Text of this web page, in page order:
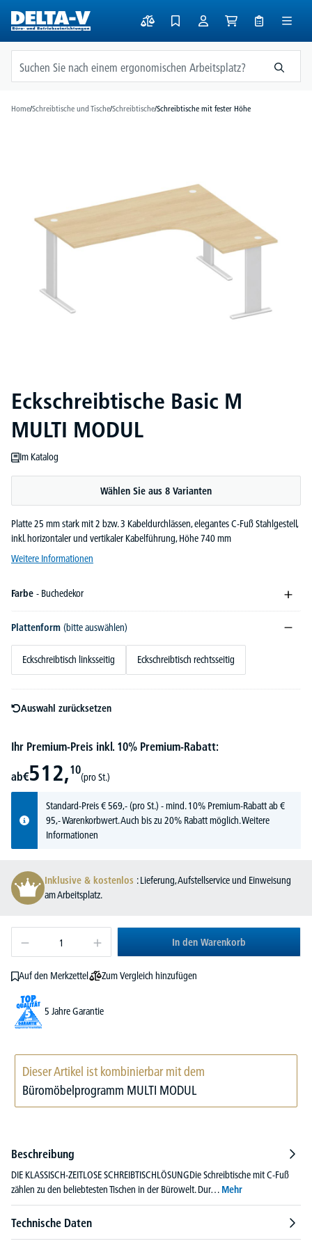
springen
Home/Schreibtische und Tische/Schreibtische/Schreibtische mit fester Höhe
Eckschreibtische Basic M
MULTI MODUL
Im Katalog
Wählen Sie aus 8 Varianten
Platte 25 mm stark mit 2 bzw. 3 Kabeldurchlässen, elegantes C-Fuß Stahlgestell,
inkl. horizontaler und vertikaler Kabelführung, Höhe 740 mm
Weitere Informationen
Farbe - Buchedekor
Plattenform (bitte auswählen)
Eckschreibtisch linksseitig Eckschreibtisch rechtsseitig
Auswahl zurücksetzen
Ihr Premium-Preis inkl. 10% Premium-Rabatt:
ab€512,10
(pro St.)
Standard-Preis€ 569,-(pro St.) - mind. 10% Premium-Rabatt ab €
95,- Warenkorbwert. Auch bis zu 20% Rabatt möglich.Weitere
Informationen
Inklusive & kostenlos : Lieferung, Aufstellservice und Einweisung
am Arbeitsplatz.
In den Warenkorb
Auf den Merkzettel Zum Vergleich hinzufügen
5 Jahre Garantie
Dieser Artikel ist kombinierbar mit dem
Büromöbelprogramm MULTI MODUL
Beschreibung
DIE KLASSISCH-ZEITLOSE SCHREIBTISCHLÖSUNGDie Schreibtische mit C-Fuß
zählen zu den beliebtesten Tischen in der Bürowelt. Dur… Mehr
Technische Daten